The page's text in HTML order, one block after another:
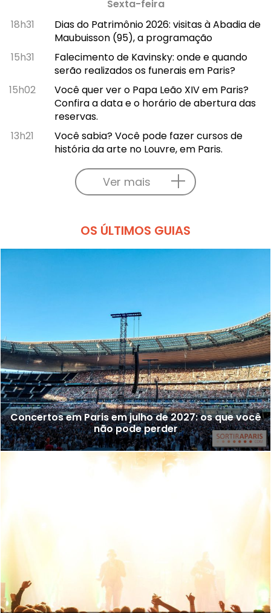
Sexta-feira
18h31
Dias do Patrimônio 2026: visitas à Abadia de
Maubuisson (95), a programação
15h31
Falecimento de Kavinsky: onde e quando
serão realizados os funerais em Paris?
15h02
Você quer ver o Papa Leão XIV em Paris?
Confira a data e o horário de abertura das
reservas.
13h21
Você sabia? Você pode fazer cursos de
história da arte no Louvre, em Paris.
Ver mais
OS ÚLTIMOS GUIAS
Concertos em Paris em julho de 2027: os que você
não pode perder